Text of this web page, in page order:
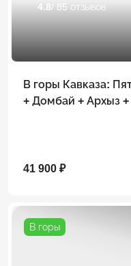
4.8/ 85 отзывов
В горы Кавказа:
+ Домбай + Архыз
41 900 ₽
В горы